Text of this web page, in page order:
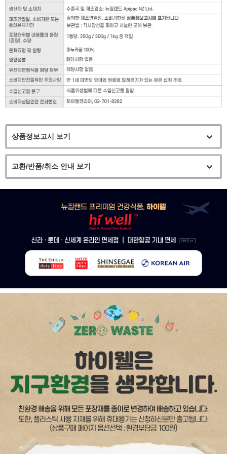
상품정보고시 보기
교환/반품/취소 안내 보기